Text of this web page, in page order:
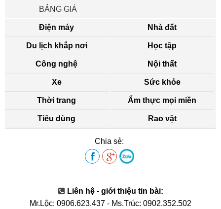
BẢNG GIÁ
Điện máy Nhà đất
Du lịch khắp nơi Học tập
Công nghệ Nội thất
Xe Sức khỏe
Thời trang Ẩm thực mọi miền
Tiêu dùng Rao vặt
Chia sẻ:
Liên hệ - giới thiệu tin bài:
Mr.Lộc: 0906.623.437 - Ms.Trúc: 0902.352.502